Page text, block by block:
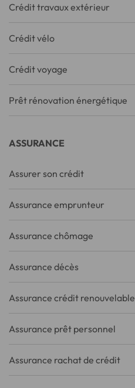
Crédit travaux extérieur
Crédit vélo
Crédit voyage
Prêt rénovation énergétique
ASSURANCE
Assurer son crédit
Assurance emprunteur
Assurance chômage
Assurance décès
Assurance crédit renouvelable
Assurance prêt personnel
Assurance rachat de crédit